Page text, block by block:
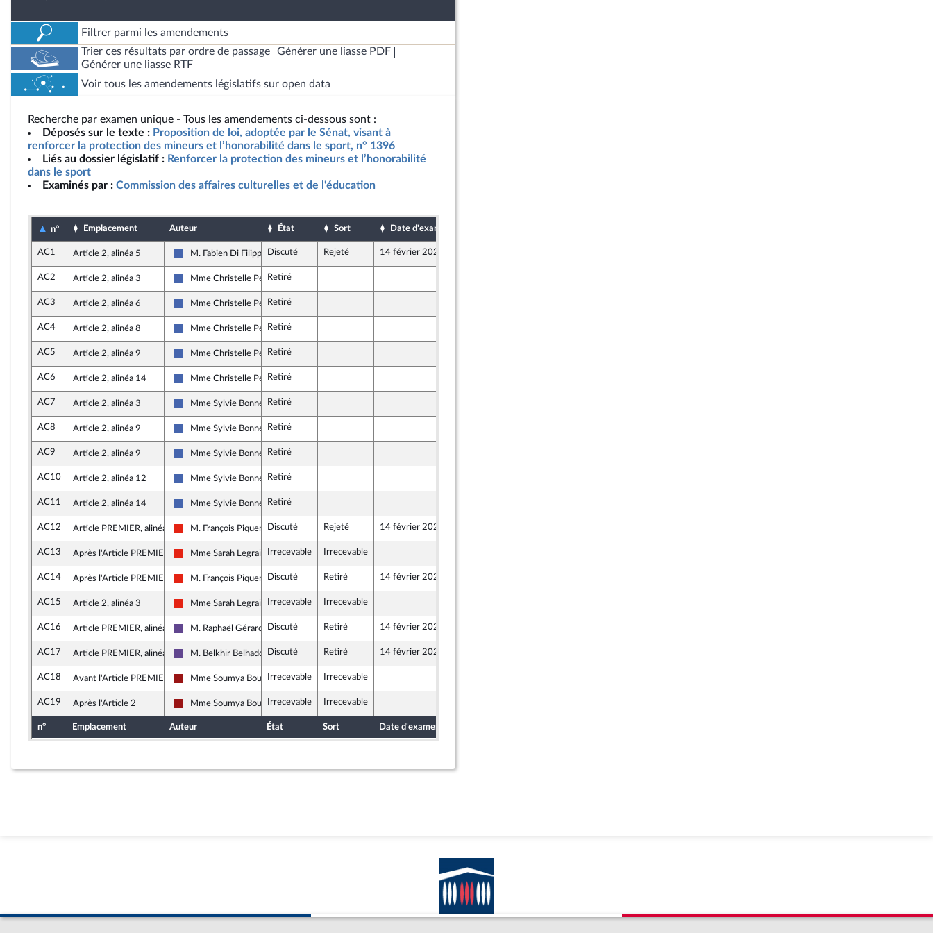
Filtrer parmi les amendements
Trier ces résultats par ordre de passage
Générer une liasse PDF
Générer une liasse RTF
Voir tous les amendements législatifs sur open data
Recherche par examen unique - Tous les amendements ci-dessous sont :
Déposés sur le texte : Proposition de loi, adoptée par le Sénat, visant à
renforcer la protection des mineurs et l’honorabilité dans le sport, n° 1396
Liés au dossier législatif : Renforcer la protection des mineurs et l’honorabilité
dans le sport
Examinés par : Commission des affaires culturelles et de l'éducation
n° Emplacement Auteur État Sort Date d'examen
AC1 Article 2, alinéa 5
Les Républicains
M. Fabien Di Filippo Discuté Rejeté 14 février 2024
AC2 Article 2, alinéa 3
Les Républicains
Mme Christelle PetexRetiré
AC3 Article 2, alinéa 6
Les Républicains
Mme Christelle PetexRetiré
AC4 Article 2, alinéa 8
Les Républicains
Mme Christelle PetexRetiré
AC5 Article 2, alinéa 9
Les Républicains
Mme Christelle PetexRetiré
AC6 Article 2, alinéa 14
Les Républicains
Mme Christelle PetexRetiré
AC7 Article 2, alinéa 3
Les Républicains
Mme Sylvie Bonnet Retiré
AC8 Article 2, alinéa 9
Les Républicains
Mme Sylvie Bonnet Retiré
AC9 Article 2, alinéa 9
Les Républicains
Mme Sylvie Bonnet Retiré
AC10 Article 2, alinéa 12
Les Républicains
Mme Sylvie Bonnet Retiré
AC11 Article 2, alinéa 14
Les Républicains
Mme Sylvie Bonnet Retiré
AC12 Article PREMIER, alinéa 1
La France insoumise - Nouvelle Union Populaire écologique et sociale
M. François PiquemalDiscuté Rejeté 14 février 2024
AC13 Après l'Article PREMIER
La France insoumise - Nouvelle Union Populaire écologique et sociale
Mme Sarah Legrain Irrecevable Irrecevable
AC14 Après l'Article PREMIER
La France insoumise - Nouvelle Union Populaire écologique et sociale
M. François PiquemalDiscuté Retiré 14 février 2024
AC15 Article 2, alinéa 3
La France insoumise - Nouvelle Union Populaire écologique et sociale
Mme Sarah Legrain Irrecevable Irrecevable
AC16 Article PREMIER, alinéa 1
Renaissance
M. Raphaël Gérard Discuté Retiré 14 février 2024
AC17 Article PREMIER, alinéa 1
Renaissance
M. Belkhir BelhaddadDiscuté Retiré 14 février 2024
AC18 Avant l'Article PREMIER
Gauche démocrate et républicaine - NUPES
Mme Soumya BourouahaIrrecevable Irrecevable
AC19 Après l'Article 2
Gauche démocrate et républicaine - NUPES
Mme Soumya BourouahaIrrecevable Irrecevable
n° Emplacement Auteur État Sort Date d'examen